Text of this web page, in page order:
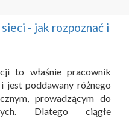
- jak rozpoznać i
to właśnie pracownik
jest poddawany różnego
prowadzącym do
Dlatego ciągłe